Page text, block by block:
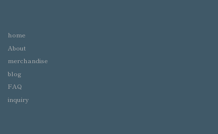
home
About
merchandise
blog
FAQ
inquiry